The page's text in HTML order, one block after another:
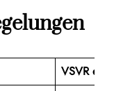
VSVR e.V.